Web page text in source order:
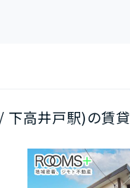
下高井戸駅)の賃貸